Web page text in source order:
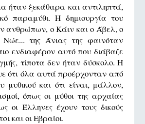
ήταν ξεκάθαρα και αντιληπτά,
παραμύθι. Η δημιουργία του
ανθρώπων, ο Κάιν και ο Άβελ, ο
της Άνιας της φαινόταν
ενδιαφέρον αυτό που διάβαζε
τίποτα δεν ήταν δύσκολο. Η
ότι όλα αυτά προέρχονταν από
μυθικού και ότι είναι, μάλλον,
όπως οι μύθοι της αρχαίας
οι Έλληνες έχουν τους δικούς
και οι Εβραίοι.